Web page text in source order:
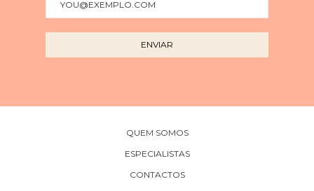
QUEM SOMOS
ESPECIALISTAS
CONTACTOS